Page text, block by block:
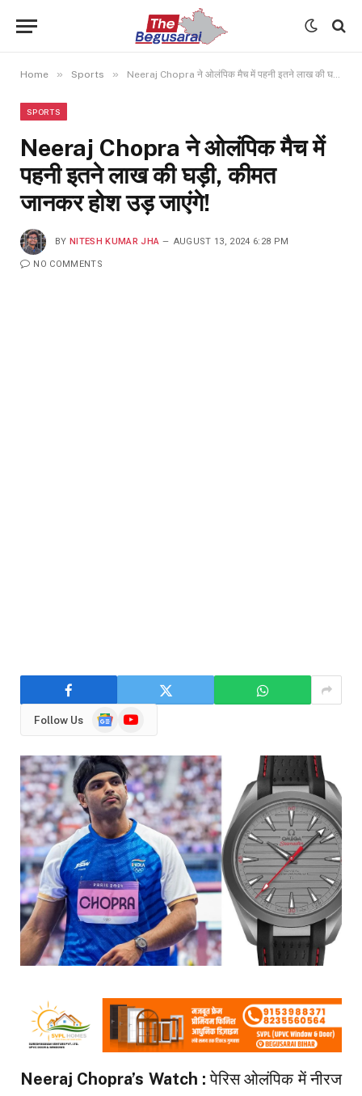
Home » Sports » Neeraj Chopra ने ओलंपिक मैच में पहनी इतने लाख की घड़ी, कीमत जानकर होश उड़ जाएंगे!
SPORTS
Neeraj Chopra ने ओलंपिक मैच में
पहनी इतने लाख की घड़ी, कीमत
जानकर होश उड़ जाएंगे!
BY NITESH KUMAR JHA AUGUST 13, 2024 6:28 PM
NO COMMENTS
Follow Us
GoogleYouTube
Neeraj Chopra’s Watch :पेरिस ओलंपिक में नीरज